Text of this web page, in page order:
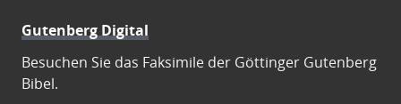
Gutenberg Digital
Besuchen Sie das Faksimile der Göttinger Gutenberg
Bibel.